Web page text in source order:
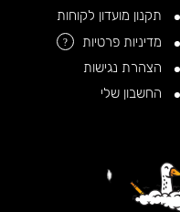
תקנון מועדון לקוחות
מדיניות פרטיות
?
הצהרת נגישות
החשבון שלי